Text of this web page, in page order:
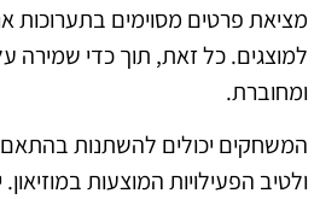
מציאת פרטים מסוימים בתערוכות
למוצגים. כל זאת, תוך כדי שמירה
ומחוברת.
המשחקים יכולים להשתנות
ולטיב הפעילויות המוצעות במוזיאון.